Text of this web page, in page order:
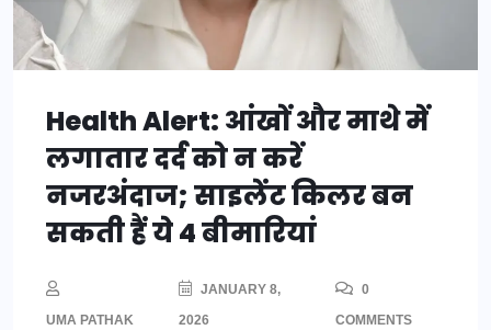
Health Alert: आंखों और माथे में
लगातार दर्द को न करें
नजरअंदाज; साइलेंट किलर बन
सकती हैं ये 4 बीमारियां
UMA PATHAK
JANUARY 8,
2026
0
COMMENTS